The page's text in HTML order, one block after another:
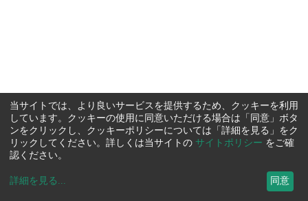
当サイトでは、より良いサービスを提供するため、クッキーを利用
しています。クッキーの使用に同意いただける場合は「同意」ボタ
ンをクリックし、クッキーポリシーについては「詳細を見る」をク
リックしてください。詳しくは当サイトの サイトポリシー をご確
認ください。
詳細を見る ... 同意